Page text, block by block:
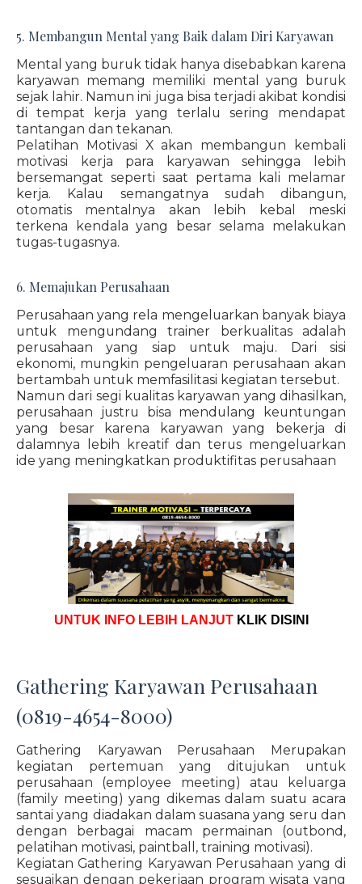
5. Membangun Mental yang Baik dalam Diri Karyawan
Mental yang buruk tidak hanya disebabkan karena
karyawan memang memiliki mental yang buruk
sejak lahir. Namun ini juga bisa terjadi akibat kondisi
di tempat kerja yang terlalu sering mendapat
tantangan dan tekanan.
Pelatihan Motivasi X akan membangun kembali
motivasi kerja para karyawan sehingga lebih
bersemangat seperti saat pertama kali melamar
kerja. Kalau semangatnya sudah dibangun,
otomatis mentalnya akan lebih kebal meski
terkena kendala yang besar selama melakukan
tugas-tugasnya.
6. Memajukan Perusahaan
Perusahaan yang rela mengeluarkan banyak biaya
untuk mengundang trainer berkualitas adalah
perusahaan yang siap untuk maju. Dari sisi
ekonomi, mungkin pengeluaran perusahaan akan
bertambah untuk memfasilitasi kegiatan tersebut.
Namun dari segi kualitas karyawan yang dihasilkan,
perusahaan justru bisa mendulang keuntungan
yang besar karena karyawan yang bekerja di
dalamnya lebih kreatif dan terus mengeluarkan
ide yang meningkatkan produktifitas perusahaan
UNTUK INFO LEBIH LANJUT KLIK DISINI
Gathering Karyawan Perusahaan
(0819-4654-8000)
Gathering Karyawan Perusahaan Merupakan
kegiatan pertemuan yang ditujukan untuk
perusahaan (employee meeting) atau keluarga
(family meeting) yang dikemas dalam suatu acara
santai yang diadakan dalam suasana yang seru dan
dengan berbagai macam permainan (outbond,
pelatihan motivasi, paintball, training motivasi).
Kegiatan Gathering Karyawan Perusahaan yang di
sesuaikan dengan pekerjaan program wisata yang